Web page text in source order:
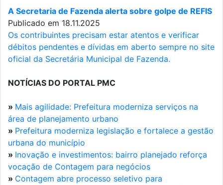
A Secretaria de Fazenda alerta sobre golpe de REFIS
Publicado em 18.11.2025
Os contribuintes precisam estar atentos e verificar
débitos pendentes e dívidas em aberto sempre no site
oficial da Secretária Municipal de Fazenda.
NOTÍCIAS DO PORTAL PMC
» Mais agilidade: Prefeitura moderniza serviços na
área de planejamento urbano
» Prefeitura moderniza legislação e fortalece a gestão
urbana do município
» Inovação e investimentos: bairro planejado reforça
vocação de Contagem para negócios
» Contagem abre processo seletivo para